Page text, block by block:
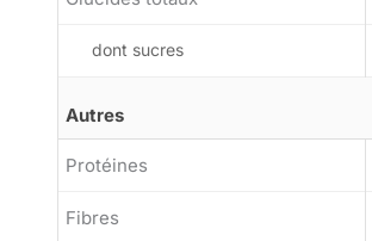
dont sucres
Autres
Protéines
Fibres